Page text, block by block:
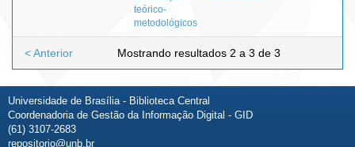
teórico-
metodológicos
Mostrando resultados 2 a 3 de 3
< Anterior
Universidade de Brasília - Biblioteca Central
Coordenadoria de Gestão da Informação Digital - GID
(61) 3107-2683
repositorio@unb.br